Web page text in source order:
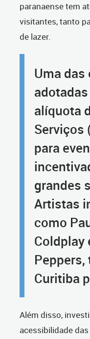
paranaense tem
visitantes, tanto
de lazer.
Uma
alíquota
Serviços
para
grandes
Artistas
como
Coldplay
Curitiba
Além disso,
acessibilidade